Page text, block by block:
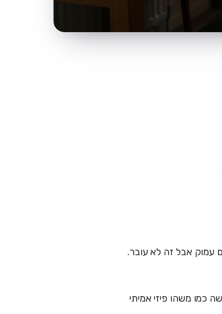
עמוק אבל זה לא עובר.
כמו משהו פיזי אמיתי